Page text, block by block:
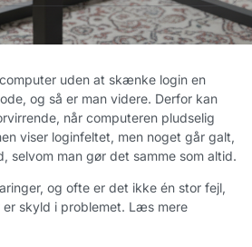
uden at skænke login en
og så er man videre. Derfor kan
når computeren pludselig
viser loginfeltet, men noget går galt,
selvom man gør det samme som altid.
og ofte er det ikke én stor fejl,
er skyld i problemet. Læs mere